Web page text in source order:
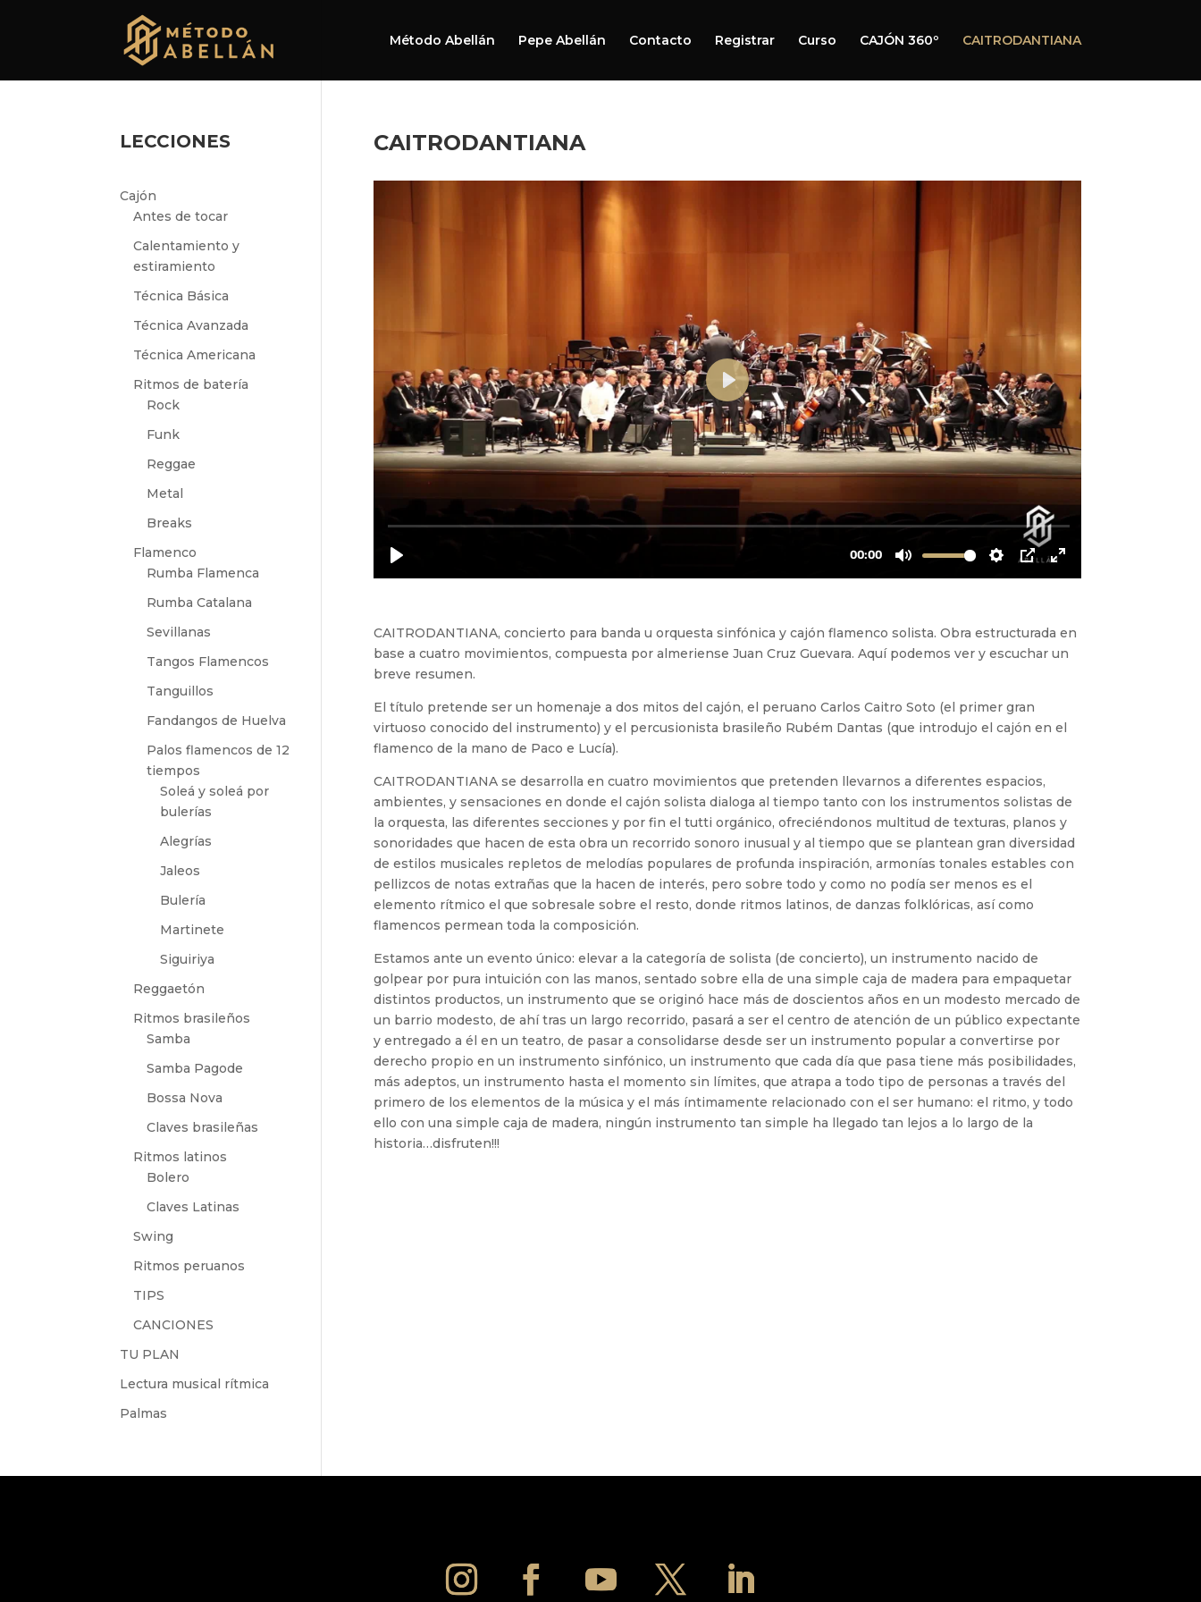
Método Abellán Pepe Abellán Contacto Registrar Curso CAJÓN 360º CAITRODANTIANA
CAITRODANTIANA
CAITRODANTIANA, concierto para banda u orquesta sinfónica y cajón flamenco solista. Obra estructurada en
base a cuatro movimientos, compuesta por almeriense Juan Cruz Guevara. Aquí podemos ver y escuchar un
breve resumen.
El título pretende ser un homenaje a dos mitos del cajón, el peruano Carlos Caitro Soto (el primer gran
virtuoso conocido del instrumento) y el percusionista brasileño Rubém Dantas (que introdujo el cajón en el
flamenco de la mano de Paco e Lucía).
CAITRODANTIANA se desarrolla en cuatro movimientos que pretenden llevarnos a diferentes espacios,
ambientes, y sensaciones en donde el cajón solista dialoga al tiempo tanto con los instrumentos solistas de
la orquesta, las diferentes secciones y por fin el tutti orgánico, ofreciéndonos multitud de texturas, planos y
sonoridades que hacen de esta obra un recorrido sonoro inusual y al tiempo que se plantean gran diversidad
de estilos musicales repletos de melodías populares de profunda inspiración, armonías tonales estables con
pellizcos de notas extrañas que la hacen de interés, pero sobre todo y como no podía ser menos es el
elemento rítmico el que sobresale sobre el resto, donde ritmos latinos, de danzas folklóricas, así como
flamencos permean toda la composición.
Estamos ante un evento único: elevar a la categoría de solista (de concierto), un instrumento nacido de
golpear por pura intuición con las manos, sentado sobre ella de una simple caja de madera para empaquetar
distintos productos, un instrumento que se originó hace más de doscientos años en un modesto mercado de
un barrio modesto, de ahí tras un largo recorrido, pasará a ser el centro de atención de un público expectante
y entregado a él en un teatro, de pasar a consolidarse desde ser un instrumento popular a convertirse por
derecho propio en un instrumento sinfónico, un instrumento que cada día que pasa tiene más posibilidades,
más adeptos, un instrumento hasta el momento sin límites, que atrapa a todo tipo de personas a través del
primero de los elementos de la música y el más íntimamente relacionado con el ser humano: el ritmo, y todo
ello con una simple caja de madera, ningún instrumento tan simple ha llegado tan lejos a lo largo de la
historia…disfruten!!!
LECCIONES
Cajón
Antes de tocar
Calentamiento y
estiramiento
Técnica Básica
Técnica Avanzada
Técnica Americana
Ritmos de batería
Rock
Funk
Reggae
Metal
Breaks
Flamenco
Rumba Flamenca
Rumba Catalana
Sevillanas
Tangos Flamencos
Tanguillos
Fandangos de Huelva
Palos flamencos de 12
tiempos
Soleá y soleá por
bulerías
Alegrías
Jaleos
Bulería
Martinete
Siguiriya
Reggaetón
Ritmos brasileños
Samba
Samba Pagode
Bossa Nova
Claves brasileñas
Ritmos latinos
Bolero
Claves Latinas
Swing
Ritmos peruanos
TIPS
CANCIONES
TU PLAN
Lectura musical rítmica
Palmas